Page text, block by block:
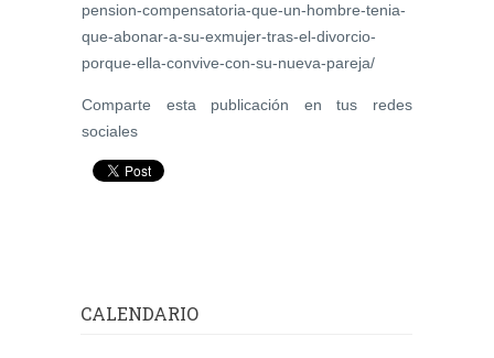
pension-compensatoria-que-un-hombre-tenia-
que-abonar-a-su-exmujer-tras-el-divorcio-
porque-ella-convive-con-su-nueva-pareja/
Comparte esta publicación en tus redes
sociales
CALENDARIO